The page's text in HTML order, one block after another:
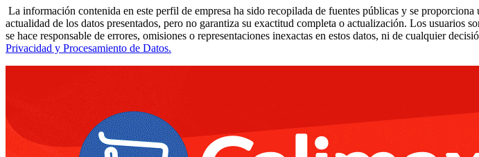
La información contenida en este perfil de empresa ha sido recopilada de fuentes públicas y se
actualidad de los datos presentados, pero no garantiza su exactitud completa o actualización. Los
se hace responsable de errores, omisiones o representaciones inexactas en estos datos, ni de cualquier
Privacidad y Procesamiento de Datos.